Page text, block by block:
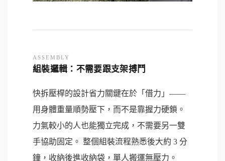
ASSEMBLY
組裝邏輯：不需要跟支架搏鬥
快拆壓桿的設計省力關鍵在於「借力」——
用身體重量順勢壓下，而不是靠握力硬鎖。
力氣較小的人也能獨立完成，不需要另一雙
手協助固定。 整個組裝流程熟悉後大約 3 分
鐘，收納後進收納袋，單人搬運無壓力。